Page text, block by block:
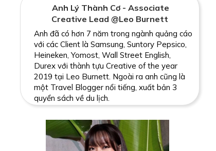
Anh đã có hơn 7 năm trong ngành quảng cáo
với các Client là Samsung, Suntory Pepsico,
Heineken, Yomost, Wall Street English,
Durex với thành tựu Creative of the year
2019 tại Leo Burnett. Ngoài ra anh cũng là
một Travel Blogger nổi tiếng, xuất bản 3
quyển sách về du lịch.
Anh Lý Thành Cơ - Associate
Creative Lead @Leo Burnett